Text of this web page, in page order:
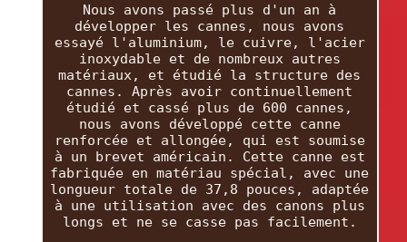
Nous avons passé plus d'un an à
développer les cannes, nous avons
essayé l'aluminium, le cuivre, l'acier
inoxydable et de nombreux autres
matériaux, et étudié la structure des
cannes. Après avoir continuellement
étudié et cassé plus de 600 cannes,
nous avons développé cette canne
renforcée et allongée, qui est soumise
à un brevet américain. Cette canne est
fabriquée en matériau spécial, avec une
longueur totale de 37,8 pouces, adaptée
à une utilisation avec des canons plus
longs et ne se casse pas facilement.